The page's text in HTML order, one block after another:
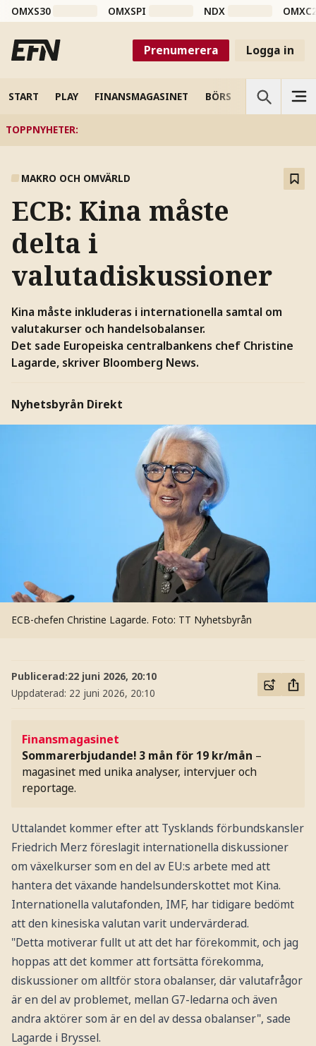
OMXS30 OMXSPI NDX
Prenumerera Logga in
START PLAY FINANSMAGASINET BÖRS VETENSKAP
TOPPNYHETER:
MAKRO OCH OMVÄRLD
ECB: Kina måste
delta i
valutadiskussioner
Kina måste inkluderas i internationella samtal om
valutakurser och handelsobalanser.
Det sade Europeiska centralbankens chef Christine
Lagarde, skriver Bloomberg News.
Nyhetsbyrån Direkt
ECB-chefen Christine Lagarde. Foto: TT Nyhetsbyrån
Publicerad:22 juni 2026, 20:10
Uppdaterad: 22 juni 2026, 20:10
Finansmagasinet
Sommarerbjudande! 3 mån för 19 kr/mån –
magasinet med unika analyser, intervjuer och
reportage.
Uttalandet kommer efter att Tysklands förbundskansler
Friedrich Merz föreslagit internationella diskussioner
om växelkurser som en del av EU:s arbete med att
hantera det växande handelsunderskottet mot Kina.
Internationella valutafonden, IMF, har tidigare bedömt
att den kinesiska valutan varit undervärderad.
"Detta motiverar fullt ut att det har förekommit, och jag
hoppas att det kommer att fortsätta förekomma,
diskussioner om alltför stora obalanser, där valutafrågor
är en del av problemet, mellan G7-ledarna och även
andra aktörer som är en del av dessa obalanser", sade
Lagarde i Bryssel.